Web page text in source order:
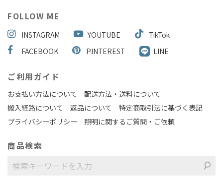
FOLLOW ME
INSTAGRAM YOUTUBE
TikTok
FACEBOOK
PINTEREST LINE
ご利用ガイド
お支払い方法について
配送方法・送料について
搬入経路について
返品について
特定商取引法に基づく表記
プライバシーポリシー
照明に関するご質問・ご依頼
商品検索